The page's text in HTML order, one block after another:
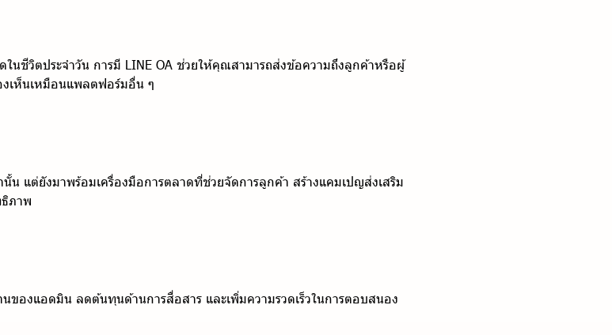
นชีวิตประจำวัน การมี LINE OA ช่วยให้คุณสามารถส่งข้อความถึงลูกค้าหรือผู้
เห็นเหมือนแพลตฟอร์มอื่น ๆ
น แต่ยังมาพร้อมเครื่องมือการตลาดที่ช่วยจัดการลูกค้า สร้างแคมเปญส่งเสริม
ธิภาพ
ของแอดมิน ลดต้นทุนด้านการสื่อสาร และเพิ่มความรวดเร็วในการตอบสนอง